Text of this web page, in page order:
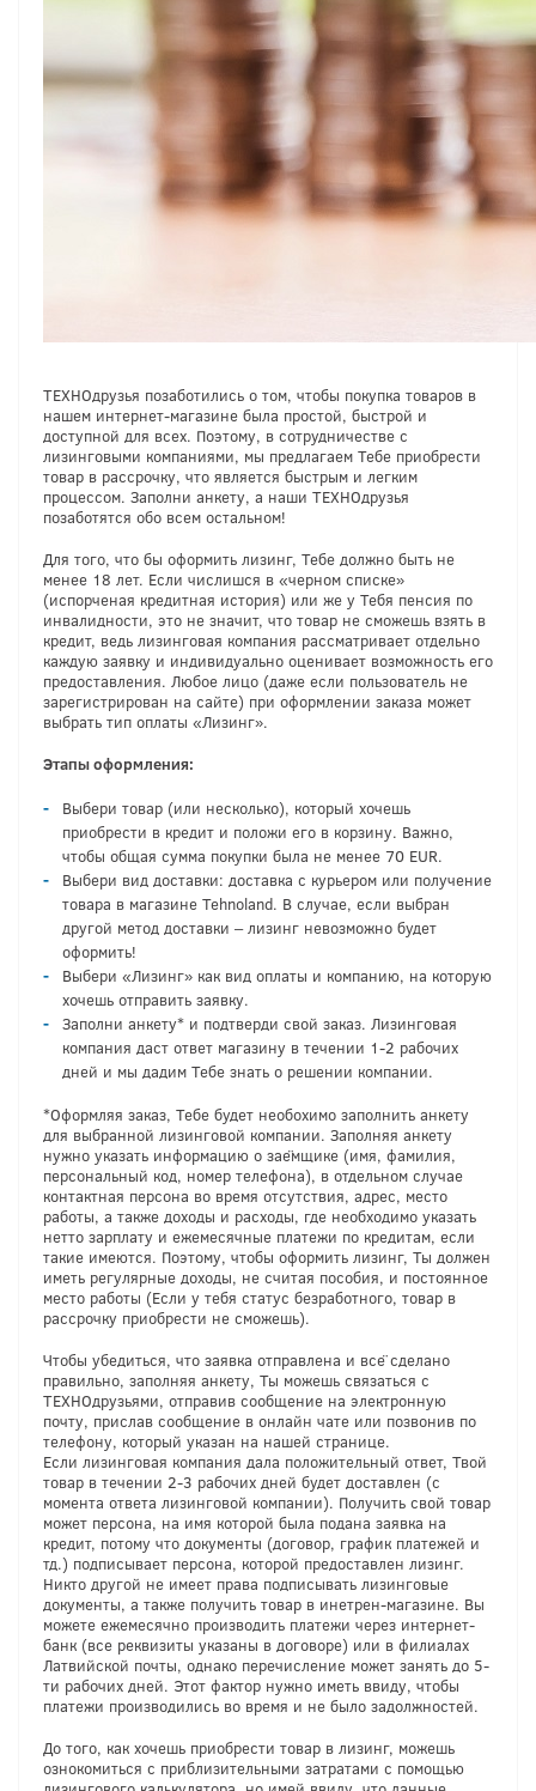
ТЕХНОдрузья позаботились о том, чтобы покупка товаров в
нашем интернет-магазине была простой, быстрой и
доступной для всех. Поэтому, в сотрудничестве с
лизинговыми компаниями, мы предлагаем Тебе приобрести
товар в рассрочку, что является быстрым и легким
процессом. Заполни анкету, а наши ТЕХНОдрузья
позаботятся обо всем остальном!
Для того, что бы оформить лизинг, Тебе должно быть не
менее 18 лет. Если числишся в «черном списке»
(испорченая кредитная история) или же у Тебя пенсия по
инвалидности, это не значит, что товар не сможешь взять в
кредит, ведь лизинговая компания рассматривает отдельно
каждую заявку и индивидуально оценивает возможность его
предоставления. Любое лицо (даже если пользователь не
зарегистрирован на сайте) при оформлении заказа может
выбрать тип оплаты «Лизинг».
Этапы оформления:
Выбери товар (или несколько), который хочешь
приобрести в кредит и положи его в корзину. Важно,
чтобы общая сумма покупки была не менее 70 EUR.
Выбери вид доставки: доставка с курьером или получение
товара в магазине Tehnoland. В случае, если выбран
другой метод доставки – лизинг невозможно будет
оформить!
Выбери «Лизинг» как вид оплаты и компанию, на которую
хочешь отправить заявку.
Заполни анкету* и подтверди свой заказ. Лизинговая
компания даст ответ магазину в течении 1-2 рабочих
дней и мы дадим Тебе знать о решении компании.
*Оформляя заказ, Тебе будет необохимо заполнить анкету
для выбранной лизинговой компании. Заполняя анкету
нужно указать информацию о заёмщике (имя, фамилия,
персональный код, номер телефона), в отдельном случае
контактная персона во время отсутствия, адрес, место
работы, а также доходы и расходы, где необходимо указать
нетто зарплату и ежемесячные платежи по кредитам, если
такие имеются. Поэтому, чтобы оформить лизинг, Ты должен
иметь регулярные доходы, не считая пособия, и постоянное
место работы (Если у тебя статус безработного, товар в
рассрочку приобрести не сможешь).
Чтобы убедиться, что заявка отправлена и всё сделано
правильно, заполняя анкету, Ты можешь связаться с
ТЕХНОдрузьями, отправив сообщение на электронную
почту, прислав сообщение в онлайн чате или позвонив по
телефону, который указан на нашей странице.
Если лизинговая компания дала положительный ответ, Твой
товар в течении 2-3 рабочих дней будет доставлен (с
момента ответа лизинговой компании). Получить свой товар
может персона, на имя которой была подана заявка на
кредит, потому что документы (договор, график платежей и
тд.) подписывает персона, которой предоставлен лизинг.
Никто другой не имеет права подписывать лизинговые
документы, а также получить товар в инетрен-магазине. Вы
можете ежемесячно производить платежи через интернет-
банк (все реквизиты указаны в договоре) или в филиалах
Латвийской почты, однако перечисление может занять до 5-
ти рабочих дней. Этот фактор нужно иметь ввиду, чтобы
платежи производились во время и не было задолжностей.
До того, как хочешь приобрести товар в лизинг, можешь
ознокомиться с приблизительными затратами с помощью